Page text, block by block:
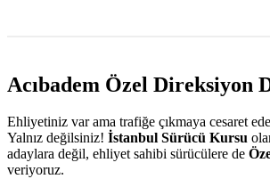
Acıbadem Özel Direksiyon
Ehliyetiniz var ama trafiğe çıkmaya cesaret
Yalnız değilsiniz! İstanbul Sürücü Kursu
adaylara değil, ehliyet sahibi sürücülere de
veriyoruz.